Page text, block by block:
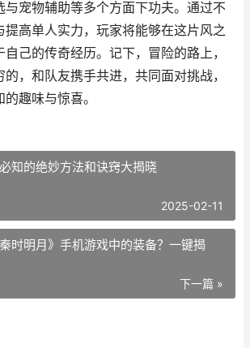
与宠物辅助等多个方面下功夫。通过不
提高单人实力，玩家将能够在这片风之
己的传奇经历。记下，冒险的路上，
，和队友携手共进，共同面对挑战，
趣味与惊喜。
知的绝妙方法和诀窍大揭晓
2025-02-11
时明月》手机游戏中的装备？一键揭
下一篇 »